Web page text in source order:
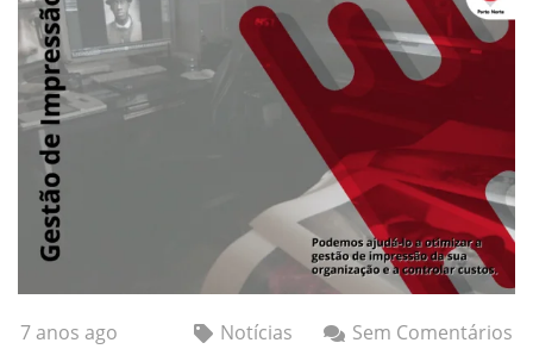
7 anos ago Notícias Sem Comentários